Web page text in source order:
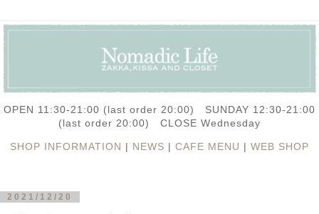
OPEN 11:30-21:00 (last order 20:00) SUNDAY 12:30-21:00
(last order 20:00) CLOSE Wednesday
SHOP INFORMATION | NEWS | CAFE MENU | WEB SHOP
2021/12/20